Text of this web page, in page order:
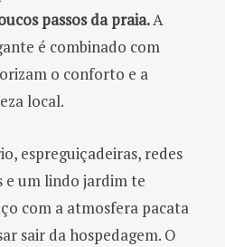
passos da praia.A
é combinado com
o conforto e a
local.
espreguiçadeiras, redes
e um lindo jardim te
com a atmosfera pacata
sair da hospedagem. O